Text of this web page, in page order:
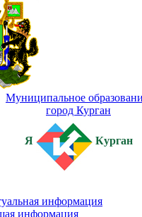
Муниципальное
город Курган
Я Курган
информация
информация